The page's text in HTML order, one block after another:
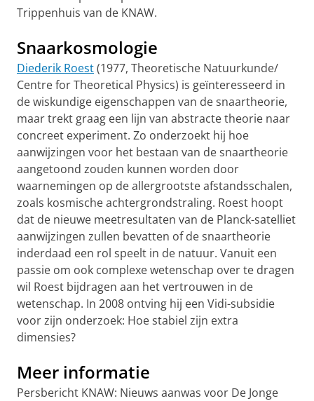
Trippenhuis van de KNAW.
Snaarkosmologie
Diederik Roest(1977, Theoretische Natuurkunde/
Centre for Theoretical Physics) is geïnteresseerd in
de wiskundige eigenschappen van de snaartheorie,
maar trekt graag een lijn van abstracte theorie naar
concreet experiment. Zo onderzoekt hij hoe
aanwijzingen voor het bestaan van de snaartheorie
aangetoond zouden kunnen worden door
waarnemingen op de allergrootste afstandsschalen,
zoals kosmische achtergrondstraling. Roest hoopt
dat de nieuwe meetresultaten van de Planck-satelliet
aanwijzingen zullen bevatten of de snaartheorie
inderdaad een rol speelt in de natuur. Vanuit een
passie om ook complexe wetenschap over te dragen
wil Roest bijdragen aan het vertrouwen in de
wetenschap. In 2008 ontving hij een Vidi-subsidie
voor zijn onderzoek: Hoe stabiel zijn extra
dimensies?
Meer informatie
Persbericht KNAW: Nieuws aanwas voor De Jonge